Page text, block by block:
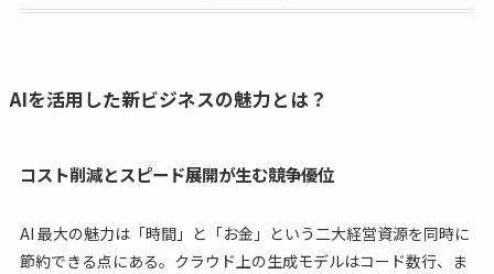
AIを活用した新ビジネスの魅力とは？
コスト削減とスピード展開が生む競争優位
AI 最大の魅力は「時間」と「お金」という二大経営資源を同時に
節約できる点にある。クラウド上の生成モデルはコード数行、ま